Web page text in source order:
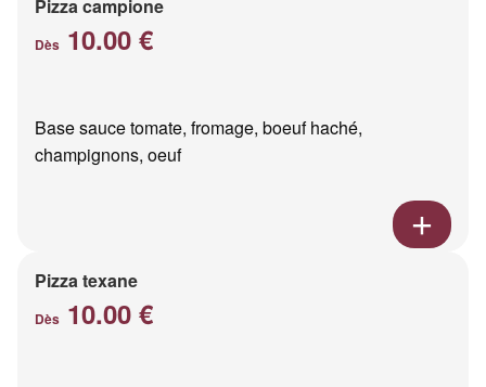
Pizza campione
Dès 10.00 €
Base sauce tomate, fromage, boeuf haché,
champignons, oeuf
Pizza texane
Dès 10.00 €